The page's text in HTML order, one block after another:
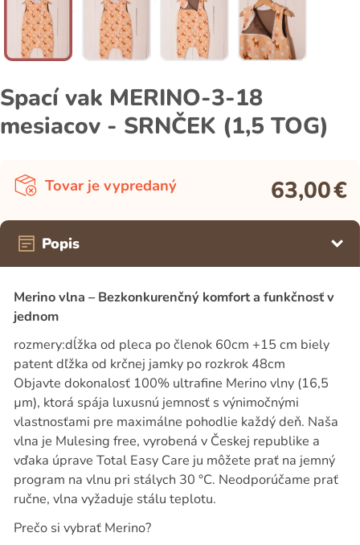
Spací vak MERINO-3-18
mesiacov - SRNČEK (1,5 TOG)
Tovar je vypredaný 63,00€
Popis
Merino vlna – Bezkonkurenčný komfort a funkčnosť v
jednom
rozmery:dĺžka od pleca po členok 60cm +15 cm biely
patent dľžka od krčnej jamky po rozkrok 48cm
Objavte dokonalosť 100% ultrafine Merino vlny (16,5
µm), ktorá spája luxusnú jemnosť s výnimočnými
vlastnosťami pre maximálne pohodlie každý deň. Naša
vlna je Mulesing free, vyrobená v Českej republike a
vďaka úprave Total Easy Care ju môžete prať na jemný
program na vlnu pri stálych 30 °C. Neodporúčame prať
ručne, vlna vyžaduje stálu teplotu.
Prečo si vybrať Merino?